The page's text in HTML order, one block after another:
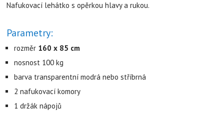
Nafukovací lehátko s opěrkou hlavy a rukou.
Parametry:
rozměr 160 x 85 cm
nosnost 100 kg
barva transparentní modrá nebo stříbrná
2 nafukovací komory
1 držák nápojů